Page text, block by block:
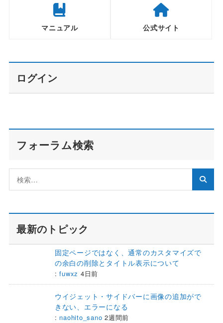
マニュアル 公式サイト
ログイン
フォーラム検索
最新のトピック
固定ページではなく、通常のカスタマイズで
の余白の削除とタイトル表示について
:fuwxz 4日前
ウイジェット・サイドバーに画像の追加がで
きない、エラーになる
: naohito_sano 2週間前